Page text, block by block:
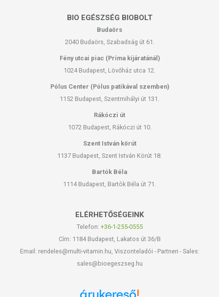
BIO EGÉSZSÉG BIOBOLT
Budaörs
2040 Budaörs, Szabadság út 61.
Fény utcai piac (Príma kijáratánál)
1024 Budapest, Lövőház utca 12.
Pólus Center (Pólus patikával szemben)
1152 Budapest, Szentmihályi út 131.
Rákóczi út
1072 Budapest, Rákóczi út 10.
Szent István körút
1137 Budapest, Szent István Körút 18.
Bartók Béla
1114 Budapest, Bartók Béla út 71.
ELÉRHETŐSÉGEINK
Telefon: +36-1-255-0555
Cím: 1184 Budapest, Lakatos út 36/B
Email: rendeles@multi-vitamin.hu, Viszonteladói - Partneri - Sales:
sales@bioegeszseg.hu